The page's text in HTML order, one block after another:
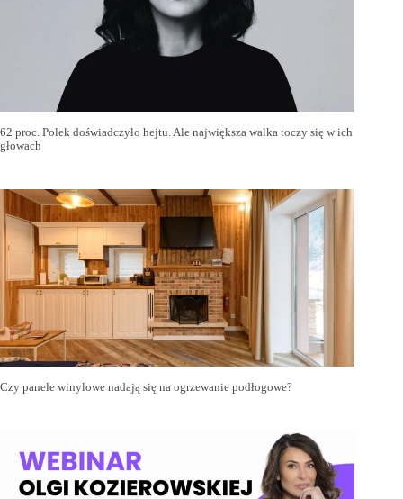
62 proc. Polek doświadczyło hejtu. Ale największa walka toczy się w ich
głowach
Czy panele winylowe nadają się na ogrzewanie podłogowe?